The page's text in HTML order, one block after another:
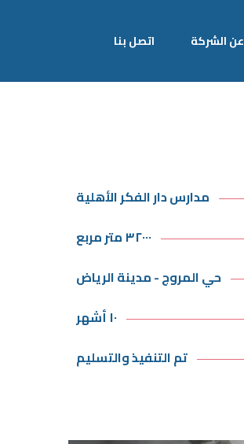
عن الشركة اتصل بنا
مدارس دار الفكر الأهلية
٣٢٠٠٠ متر مربع
حي المروج - مدينة الرياض
١٠ أشهر
تم التنفيذ والتسليم